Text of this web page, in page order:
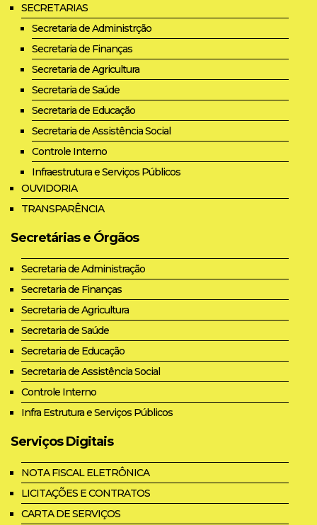
SECRETARIAS
Secretaria de Administrção
Secretaria de Finanças
Secretaria de Agricultura
Secretaria de Saúde
Secretaria de Educação
Secretaria de Assistência Social
Controle Interno
Infraestrutura e Serviços Públicos
OUVIDORIA
TRANSPARÊNCIA
Secretárias e Órgãos
Secretaria de Administração
Secretaria de Finanças
Secretaria de Agricultura
Secretaria de Saúde
Secretaria de Educação
Secretaria de Assistência Social
Controle Interno
Infra Estrutura e Serviços Públicos
Serviços Digitais
NOTA FISCAL ELETRÔNICA
LICITAÇÕES E CONTRATOS
CARTA DE SERVIÇOS